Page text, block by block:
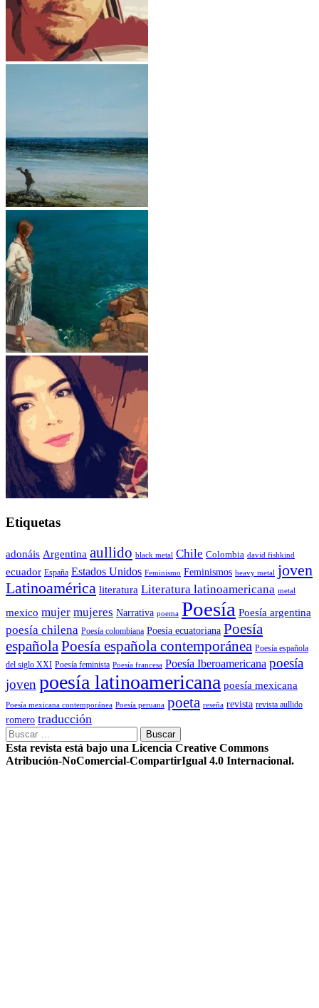
Etiquetas
adonáis Argentina aullido black metal Chile Colombia david fishkind
ecuador España Estados Unidos Feminismo Feminismos heavy metal joven
Latinoamérica literatura Literatura latinoamericana metal
mexico mujer mujeres Narrativa poema Poesía Poesía argentina
poesía chilena Poesía colombiana Poesía ecuatoriana Poesía
española Poesía española contemporánea Poesía española
del siglo XXI Poesía feminista Poesía francesa Poesía Iberoamericana poesía
joven poesía latinoamericana poesía mexicana
Poesía mexicana contemporánea Poesía peruana poeta reseña revista revista aullido
romero traducción
Buscar:
Esta revista está bajo una Licencia Creative Commons
Atribución-NoComercial-CompartirIgual 4.0 Internacional.